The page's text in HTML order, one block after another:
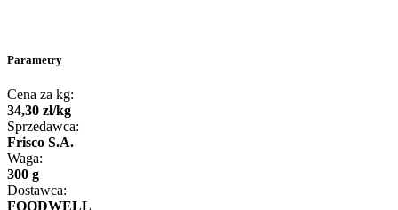
Parametry
Cena za kg:
34,30 zł/kg
Sprzedawca:
Frisco S.A.
Waga:
300 g
Dostawca:
FOODWELL